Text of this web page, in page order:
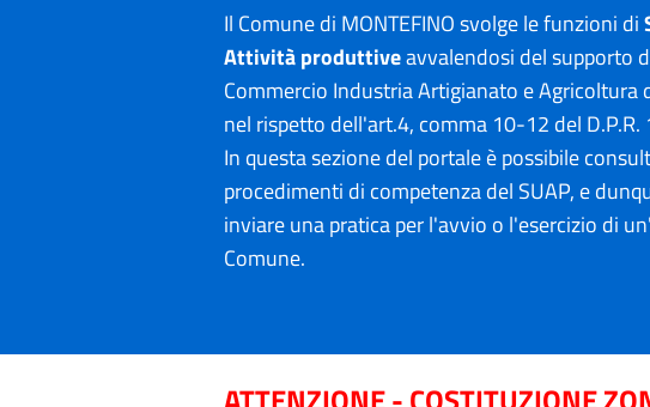
Il Comune di MONTEFINO svolge le funzioni di
Attività produttiveavvalendosi del supporto
Commercio Industria Artigianato e Agricoltura
nel rispetto dell'art.4, comma 10-12 del
In questa sezione del portale è possibile
procedimenti di competenza del SUAP, e
inviare una pratica per l'avvio o l'esercizio di
Comune.